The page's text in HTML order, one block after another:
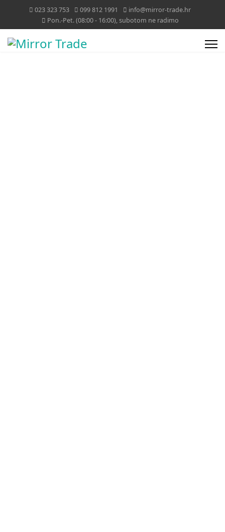
023 323 753 099 812 1991
info@mirror-trade.hr
Pon.-Pet. (08:00 - 16:00), subotom ne radimo